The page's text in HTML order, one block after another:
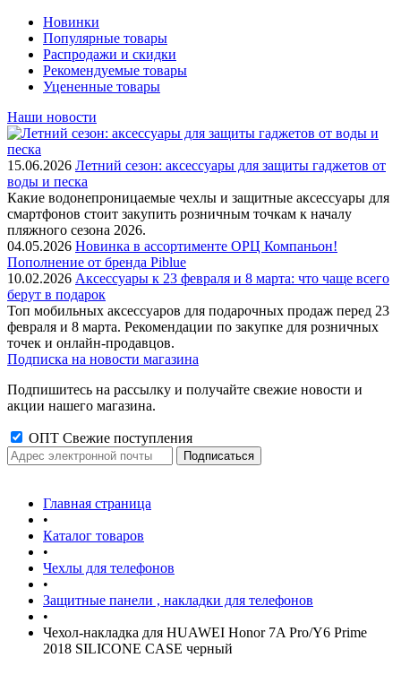
Новинки
Популярные товары
Распродажи и скидки
Рекомендуемые товары
Уцененные товары
Наши новости
15.06.2026 Летний сезон: аксессуары для защиты гаджетов от
воды и песка
Какие водонепроницаемые чехлы и защитные аксессуары для
смартфонов стоит закупить розничным точкам к началу
пляжного сезона 2026.
04.05.2026 Новинка в ассортименте OРЦ Компаньон!
Пополнение от бренда Piblue
10.02.2026 Аксессуары к 23 февраля и 8 марта: что чаще всего
берут в подарок
Топ мобильных аксессуаров для подарочных продаж перед 23
февраля и 8 марта. Рекомендации по закупке для розничных
точек и онлайн-продавцов.
Подписка на новости магазина
Подпишитесь на рассылку и получайте свежие новости и
акции нашего магазина.
ОПТ Свежие поступления
Главная страница
•
Каталог товаров
•
Чехлы для телефонов
•
Защитные панели , накладки для телефонов
•
Чехол-накладка для HUAWEI Honor 7A Pro/Y6 Prime
2018 SILICONE CASE черный